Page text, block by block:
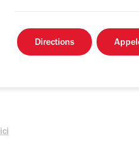
Directions